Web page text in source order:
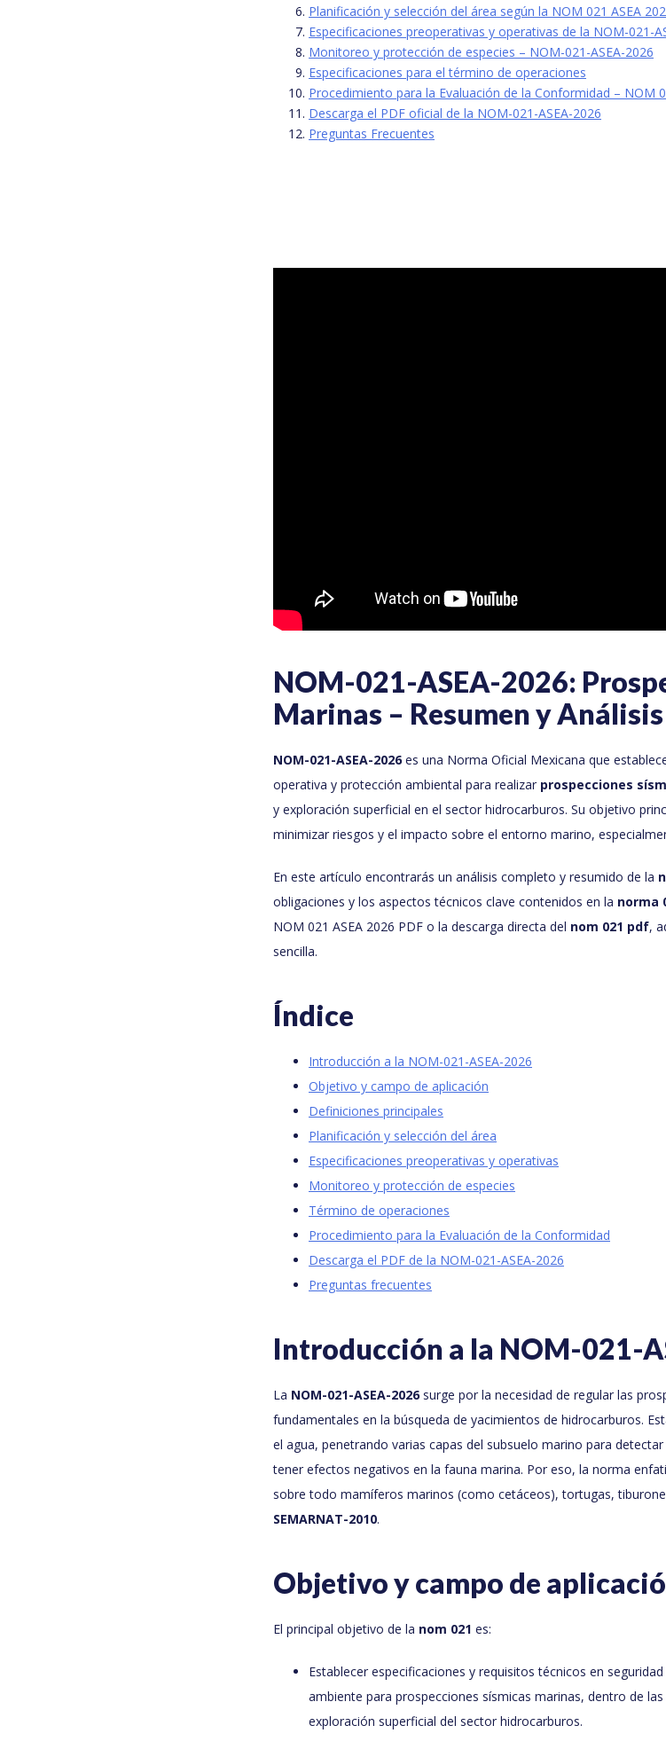
Planificación y selección del área según la NOM 021 ASEA
Especificaciones preoperativas y operativas de la NOM-021-
Monitoreo y protección de especies – NOM-021-ASEA-2026
Especificaciones para el término de operaciones
Procedimiento para la Evaluación de la Conformidad – NOM
Descarga el PDF oficial de la NOM-021-ASEA-2026
Preguntas Frecuentes
NOM-021-ASEA-2026:
Marinas – Resumen y Análisis
NOM-021-ASEA-2026 es una Norma Oficial Mexicana que
operativa y protección ambiental para realizar prospecciones
y exploración superficial en el sector hidrocarburos. Su objetivo
minimizar riesgos y el impacto sobre el entorno marino,
En este artículo encontrarás un análisis completo y resumido de la
obligaciones y los aspectos técnicos clave contenidos en la norma
NOM 021 ASEA 2026 PDF o la descarga directa del nom 021 pdf,
sencilla.
Índice
Introducción a la NOM-021-ASEA-2026
Objetivo y campo de aplicación
Definiciones principales
Planificación y selección del área
Especificaciones preoperativas y operativas
Monitoreo y protección de especies
Término de operaciones
Procedimiento para la Evaluación de la Conformidad
Descarga el PDF de la NOM-021-ASEA-2026
Preguntas frecuentes
Introducción a la NOM-021-
La NOM-021-ASEA-2026 surge por la necesidad de regular las
fundamentales en la búsqueda de yacimientos de hidrocarburos.
el agua, penetrando varias capas del subsuelo marino para
tener efectos negativos en la fauna marina. Por eso, la norma
sobre todo mamíferos marinos (como cetáceos), tortugas,
SEMARNAT-2010.
Objetivo y campo de
El principal objetivo de la nom 021 es:
Establecer especificaciones y requisitos técnicos en
ambiente para prospecciones sísmicas marinas, dentro de
exploración superficial del sector hidrocarburos.